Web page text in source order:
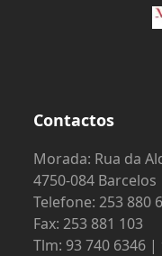
Contactos
Morada: Rua da
4750-084 Barcelos
Telefone: 253 880
Fax: 253 881 103
Tlm: 93 740 6346 |